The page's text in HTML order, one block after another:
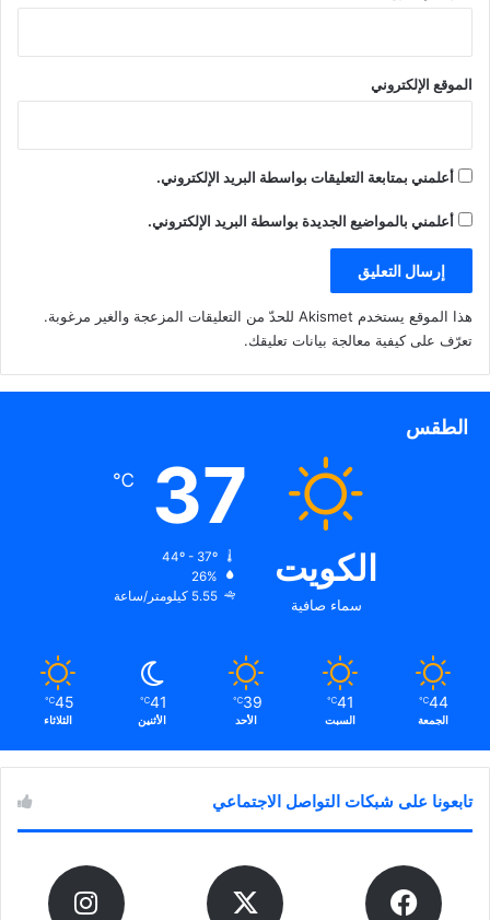
الموقع الإلكتروني
أعلمني بمتابعة التعليقات بواسطة البريد الإلكتروني.
أعلمني بالمواضيع الجديدة بواسطة البريد الإلكتروني.
هذا الموقع يستخدم Akismet للحدّ من التعليقات المزعجة والغير مرغوبة.
تعرّف على كيفية معالجة بيانات تعليقك.
الطقس
الكويت
سماء صافية
37
℃
26%
5.55 كيلومتر/ساعة
44
℃
الجمعة
41
℃
السبت
39
℃
الأحد
41
℃
الأثنين
45
℃
الثلاثاء
تابعونا على شبكات التواصل الاجتماعي